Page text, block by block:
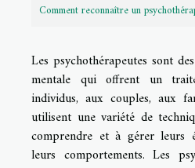
Comment reconnaître un
Les psychothérapeutes sont
mentale qui offrent un
individus, aux couples, aux
utilisent une variété de
comprendre et à gérer leurs
leurs comportements. Les